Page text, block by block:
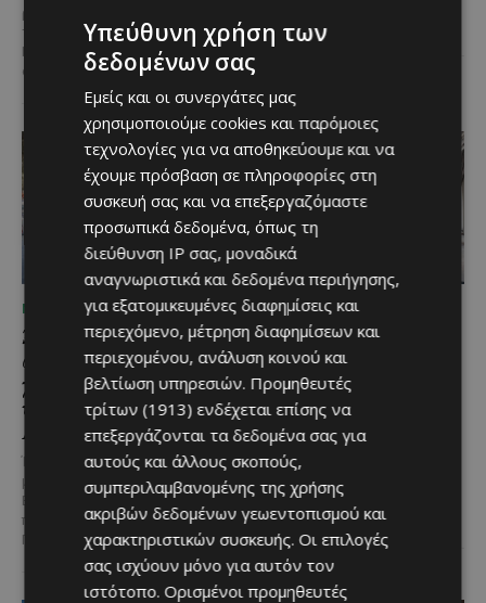
ραντεβού στον Πρωταρά, καθώς
το 10ο Φεστιβάλ Αγροτικού
Πολιτισμού θα πραγματοποιηθεί
στις 2...
ΜΈΝΟΥΜΕ ΕΝΗΜΕΡΩΜΈΝΟΙ
Ξεκίνησε η
αντικατάσταση 100
χιλιομέτρων δικτύου
ύδρευσης στο κέντρο της
Λεμεσού
Έργο προϋπολογισμού €9,2 εκατ.
με συγχρηματοδότηση από την
Ε.Ε. Με τελετή που
πραγματοποιήθηκε το πρωί της
Πέμπτης, 6 Αυγούστου...
ΜΈΝΟΥΜΕ ΕΝΗΜΕΡΩΜΈΝΟΙ
Η Mercedes-Benz
γιορτάζει έναν αιώνα
ιστορίας και κοιτάζει
προς το μέλλον
Λίγες αυτοκινητοβιομηχανίες
μπορούν να ισχυριστούν ότι το
ίδιας της ιστορίας του
αυτοκινήτου. Η...
Υπεύθυνη χρήση των
δεδομένων σας
Εμείς και οι συνεργάτες μας
χρησιμοποιούμε cookies και παρόμοιες
τεχνολογίες για να αποθηκεύουμε και να
έχουμε πρόσβαση σε πληροφορίες στη
συσκευή σας και να επεξεργαζόμαστε
προσωπικά δεδομένα, όπως τη
διεύθυνση IP σας, μοναδικά
αναγνωριστικά και δεδομένα περιήγησης,
για εξατομικευμένες διαφημίσεις και
περιεχόμενο, μέτρηση διαφημίσεων και
περιεχομένου, ανάλυση κοινού και
βελτίωση υπηρεσιών. Προμηθευτές
τρίτων (1913) ενδέχεται επίσης να
επεξεργάζονται τα δεδομένα σας για
αυτούς και άλλους σκοπούς,
συμπεριλαμβανομένης της χρήσης
ακριβών δεδομένων γεωεντοπισμού και
χαρακτηριστικών συσκευής. Οι επιλογές
σας ισχύουν μόνο για αυτόν τον
ιστότοπο. Ορισμένοι προμηθευτές